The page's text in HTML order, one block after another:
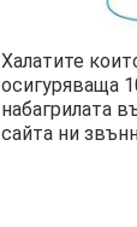
Халатите
осигуряваща
набагрилата
сайта ни